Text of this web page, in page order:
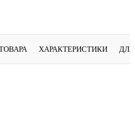
ХАРАКТЕРИСТИКИ